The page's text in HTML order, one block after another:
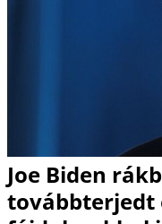
Joe Biden
továbbterjedt